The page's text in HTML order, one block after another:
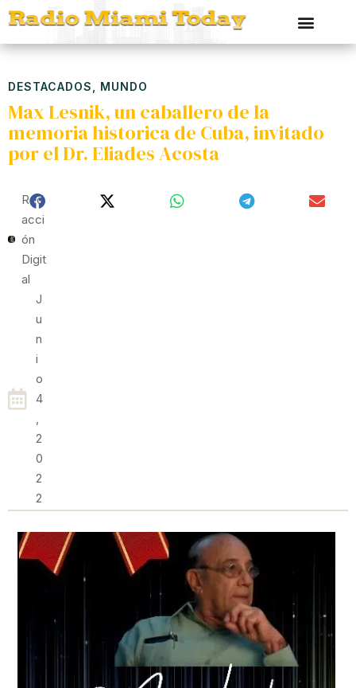
DESTACADOS MUNDO
Max Lesnik, un caballero de la
memoria historica de Cuba, invitado
por el Dr. Eliades Acosta
Red
Acci
Ón
Digit
Al
J
U
N
I
O
4
,
2
0
2
2